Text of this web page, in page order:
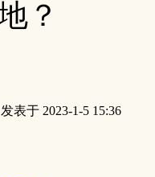
？
发表于 2023-1-5 15:36